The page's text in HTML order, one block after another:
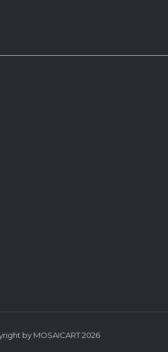
by MOSAICART 2026